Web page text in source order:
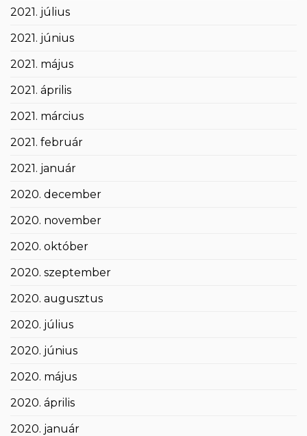
2021. július
2021. június
2021. május
2021. április
2021. március
2021. február
2021. január
2020. december
2020. november
2020. október
2020. szeptember
2020. augusztus
2020. július
2020. június
2020. május
2020. április
2020. január